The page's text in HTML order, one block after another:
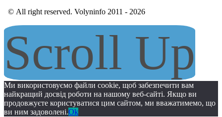
© All right reserved. Volyninfo 2011 - 2026
Scroll Up
Ми використовуємо файли cookie, щоб забезпечити вам
найкращий досвід роботи на нашому веб-сайті. Якщо ви
продовжуєте користуватися цим сайтом, ми вважатимемо, що
ви ним задоволені.Ok